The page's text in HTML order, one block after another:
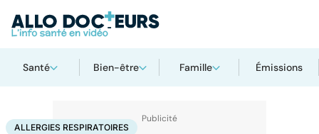
Santé Bien-être Famille Émissions
AccueilSantéAllergies respiratoires
ALLERGIES RESPIRATOIRES